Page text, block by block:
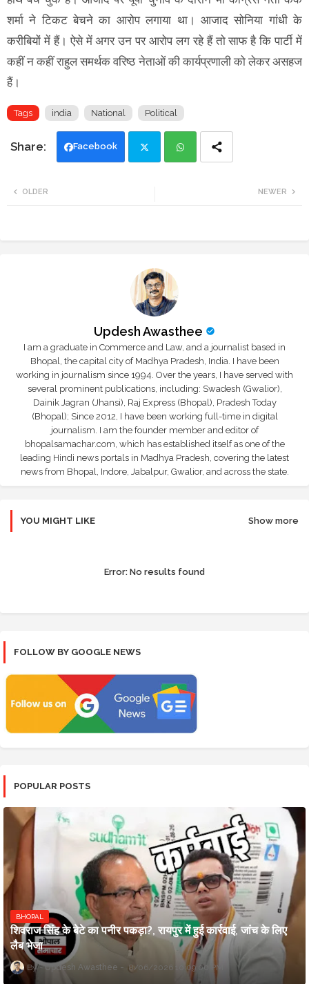
शर्मा ने टिकट बेचने का आरोप लगाया था। आजाद सोनिया गांधी के
करीबियों में हैं। ऐसे में अगर उन पर आरोप लग रहे हैं तो साफ है कि पार्टी में
कहीं न कहीं राहुल समर्थक वरिष्ठ नेताओं की कार्यप्रणाली को लेकर असहज
हैं।
Tags india National Political
Facebook
NEWER
OLDER
Updesh Awasthee
I am a graduate in Commerce and Law, and a journalist based in
Bhopal, the capital city of Madhya Pradesh, India. I have been
working in journalism since 1994. Over the years, I have served with
several prominent publications, including: Swadesh (Gwalior),
Dainik Jagran (Jhansi), Raj Express (Bhopal), Pradesh Today
(Bhopal); Since 2012, I have been working full-time in digital
journalism. I am the founder member and editor of
bhopalsamachar.com, which has established itself as one of the
leading Hindi news portals in Madhya Pradesh, covering the latest
news from Bhopal, Indore, Jabalpur, Gwalior, and across the state.
YOU MIGHT LIKE Show more
Error: No results found
FOLLOW BY GOOGLE NEWS
POPULAR POSTS
BHOPAL
शिवराज सिंह के बेटे का पनीर पकड़ा?, रायपुर में हुई कार्रवाई, जांच के लिए
लैब भेजा
Updesh Awasthee 8/06/2026 10:09:00 PM